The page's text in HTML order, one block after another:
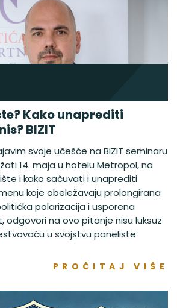
Kako unaprediti
BIZIT
svoje učešće na BIZIT seminaru
14. maja u hotelu Metropol, na
i kako sačuvati i unaprediti
koje obeležavaju prolongirana
polarizacija i usporena
odgovori na ovo pitanje nisu luksuz
u svojstvu paneliste
PROČITAJ VIŠE